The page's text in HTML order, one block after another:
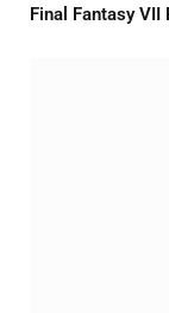
Final Fantasy VII